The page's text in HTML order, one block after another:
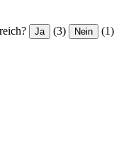
Ja (3) Nein (1)